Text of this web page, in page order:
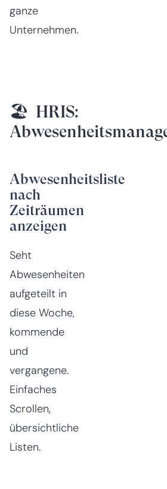
ganze
Unternehmen.
🏖️ HRIS:
Abwesenheitsliste
nach
Zeiträumen
anzeigen
Seht
Abwesenheiten
aufgeteilt in
diese Woche,
kommende
und
vergangene.
Einfaches
Scrollen,
übersichtliche
Listen.